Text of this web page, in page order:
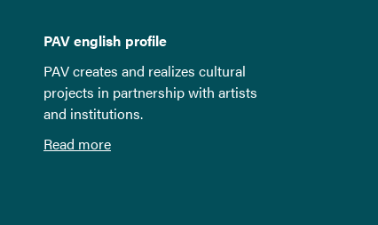
PAV english profile
PAV creates and realizes cultural
projects in partnership with artists
and institutions.
Read more